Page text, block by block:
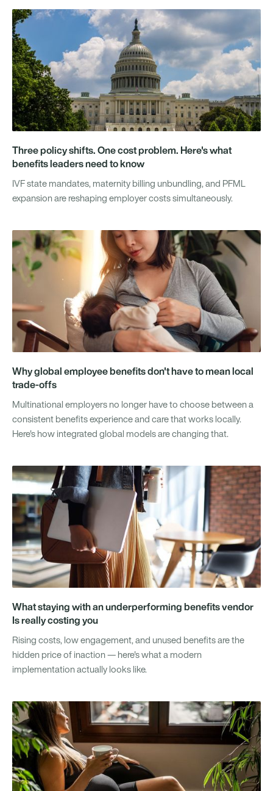
Three policy shifts. One cost problem. Here's what
benefits leaders need to know
IVF state mandates, maternity billing unbundling, and PFML
expansion are reshaping employer costs simultaneously.
Why global employee benefits don't have to mean local
trade-offs
Multinational employers no longer have to choose between a
consistent benefits experience and care that works locally.
Here's how integrated global models are changing that.
What staying with an underperforming benefits vendor
Is really costing you
Rising costs, low engagement, and unused benefits are the
hidden price of inaction — here's what a modern
implementation actually looks like.